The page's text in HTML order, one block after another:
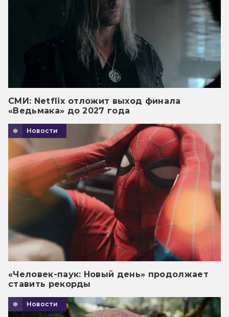
СМИ: Netflix отложит выход финала
«Ведьмака» до 2027 года
Новости
«Человек-паук: Новый день» продолжает
ставить рекорды
Новости